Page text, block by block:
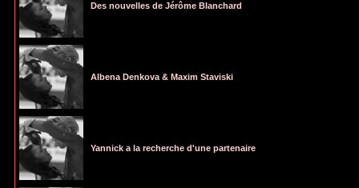
Des nouvelles de Jérôme Blanchard
Albena Denkova & Maxim Staviski
Yannick a la recherche d'une partenaire